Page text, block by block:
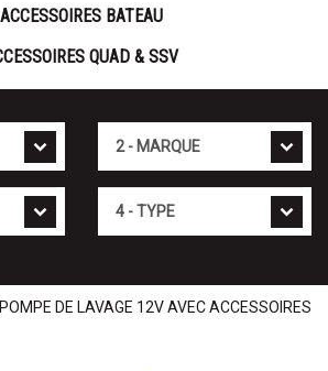
ACCESSOIRES BATEAU
QUAD & SSV
DE LAVAGE 12V AVEC ACCESSOIRES